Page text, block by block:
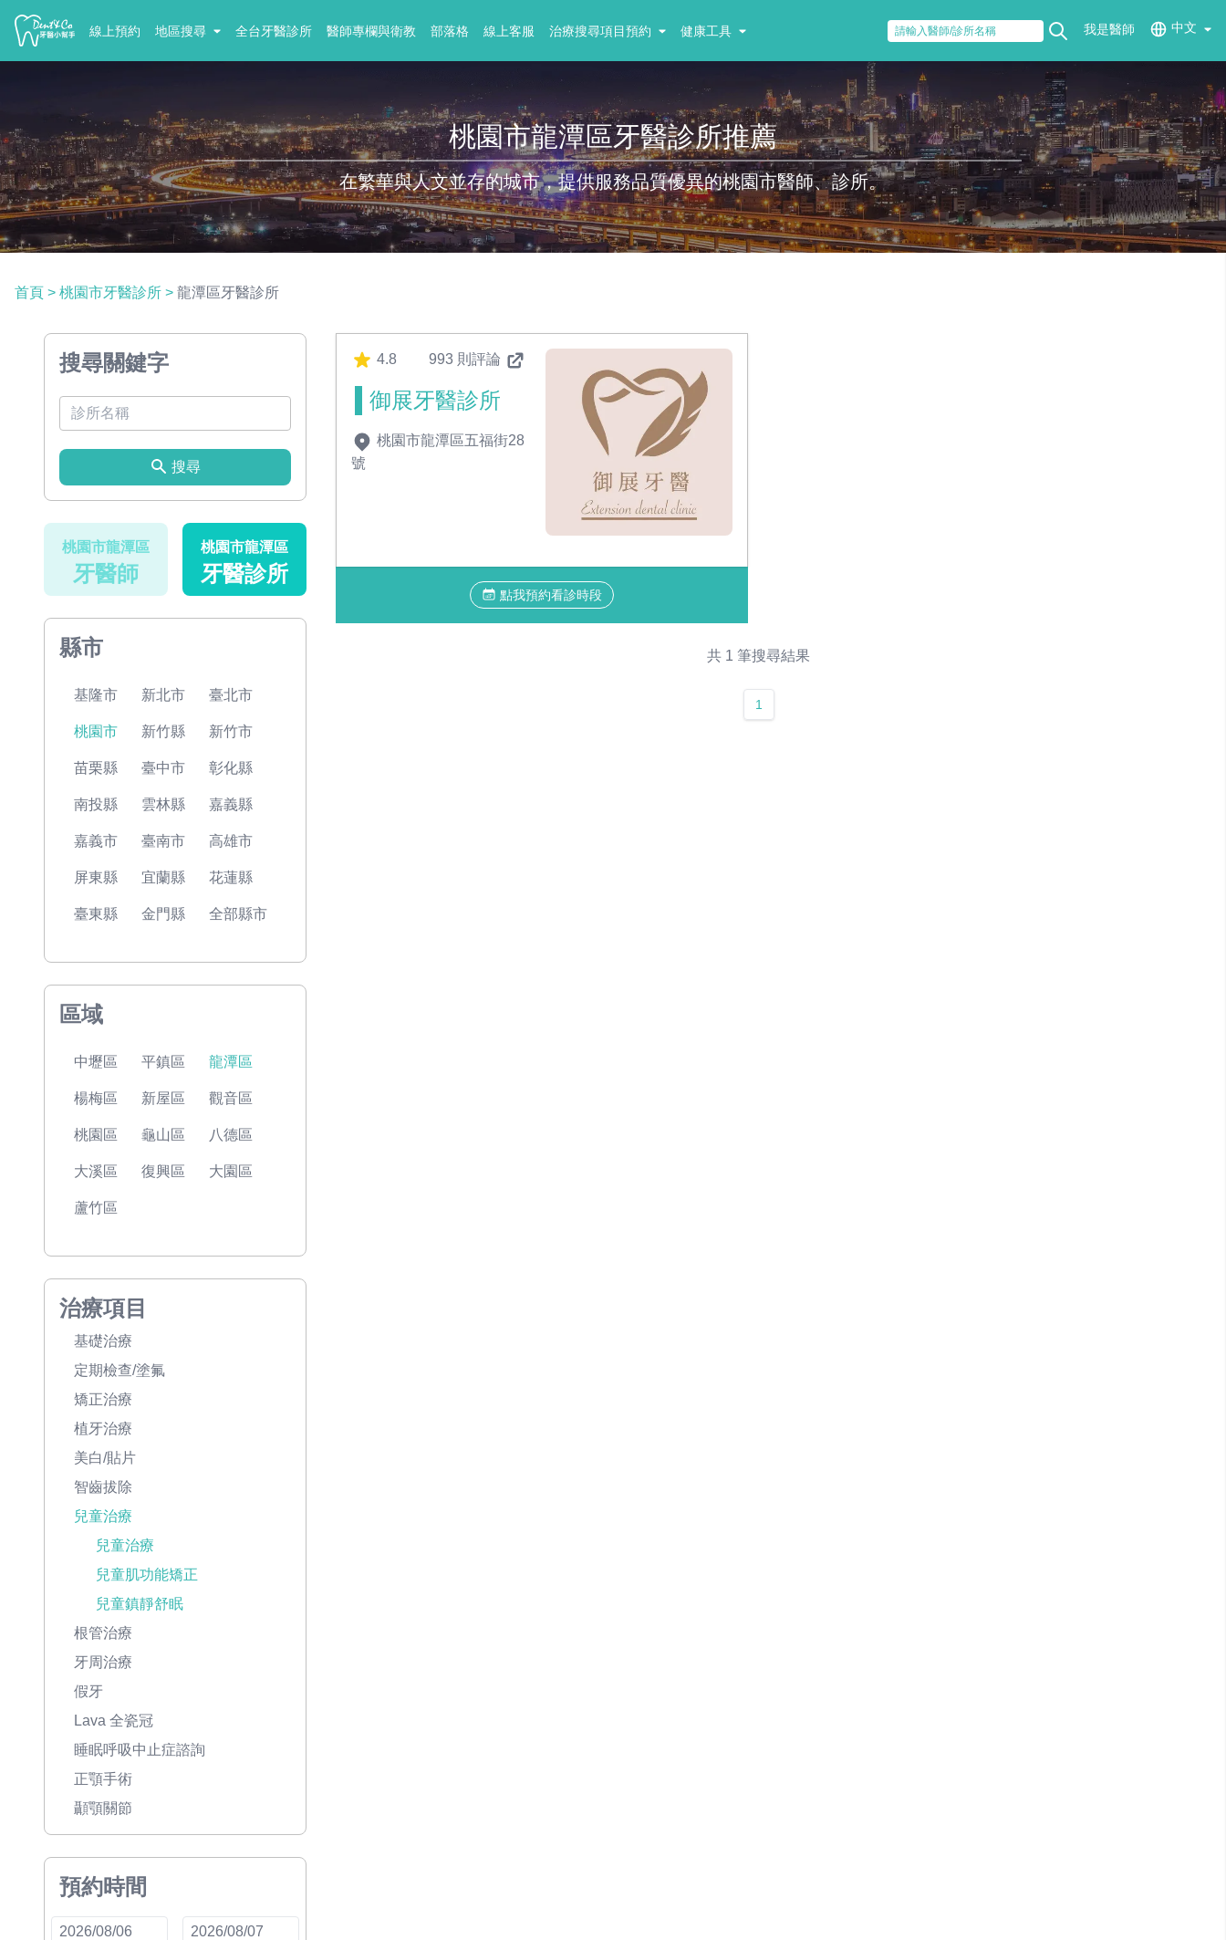
線上預約 地區搜尋 全台牙醫診所 醫師專欄與衛教 部落格 線上客服 治療搜尋項目預約 健康工具 我是醫師 中文
桃園市龍潭區牙醫診所推薦
在繁華與人文並存的城市，提供服務品質優異的桃園市醫師、診所。
首頁 > 桃園市牙醫診所 > 龍潭區牙醫診所
搜尋關鍵字
搜尋
桃園市龍潭區
牙醫師
桃園市龍潭區
牙醫診所
縣市
基隆市 新北市 臺北市
桃園市 新竹縣 新竹市
苗栗縣 臺中市 彰化縣
南投縣 雲林縣 嘉義縣
嘉義市 臺南市 高雄市
屏東縣 宜蘭縣 花蓮縣
臺東縣 金門縣 全部縣市
區域
中壢區 平鎮區 龍潭區
楊梅區 新屋區 觀音區
桃園區 龜山區 八德區
大溪區 復興區 大園區
蘆竹區
治療項目
基礎治療
定期檢查/塗氟
矯正治療
植牙治療
美白/貼片
智齒拔除
兒童治療
兒童治療
兒童肌功能矯正
兒童鎮靜舒眠
根管治療
牙周治療
假牙
Lava 全瓷冠
睡眠呼吸中止症諮詢
正顎手術
顳顎關節
預約時間
4.8 993 則評論
御展牙醫診所
桃園市龍潭區五福街28
號
點我預約看診時段
共 1 筆搜尋結果
1